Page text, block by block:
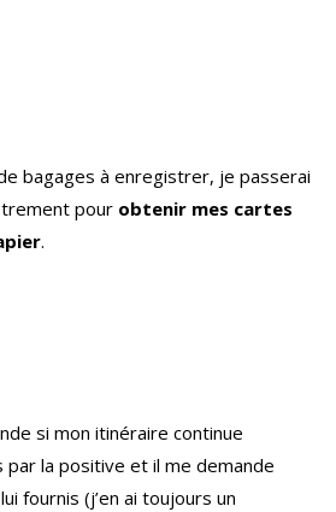
de bagages à enregistrer, je passerai
pour obtenir mes cartes
.
si mon itinéraire continue
par la positive et il me demande
fournis (j’en ai toujours un